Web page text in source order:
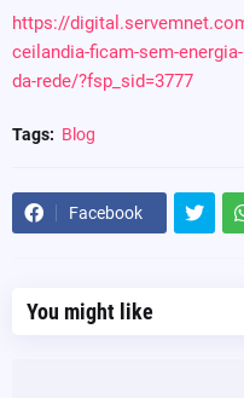
https://
ceilandia-ficam-sem-
da-rede/?fsp_sid=3777
Tags: Blog
Facebook
You might like